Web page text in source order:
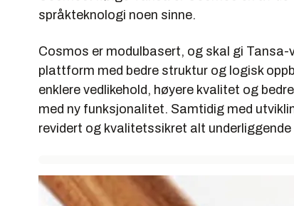
språkteknologi noen sinne.
Cosmos er modulbasert, og skal gi
plattform med bedre struktur og logisk
enklere vedlikehold, høyere kvalitet og
med ny funksjonalitet. Samtidig med
revidert og kvalitetssikret alt